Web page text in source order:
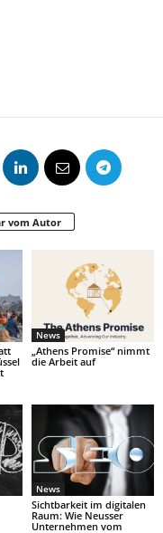
vom Autor
News
„Athens Promise“ nimmt
die Arbeit auf
News
Sichtbarkeit im digitalen
Raum: Wie Neusser
Unternehmen vom